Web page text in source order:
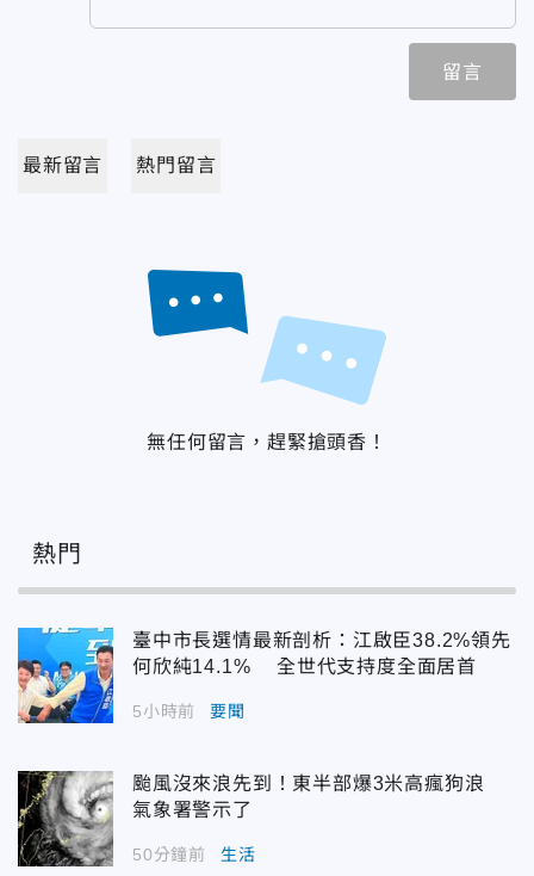
留言
最新留言 熱門留言
無任何留言，趕緊搶頭香！
熱門
臺中市長選情最新剖析：江啟臣38.2%領先
何欣純14.1% 全世代支持度全面居首
5小時前 要聞
颱風沒來浪先到！東半部爆3米高瘋狗浪
氣象署警示了
50分鐘前 生活